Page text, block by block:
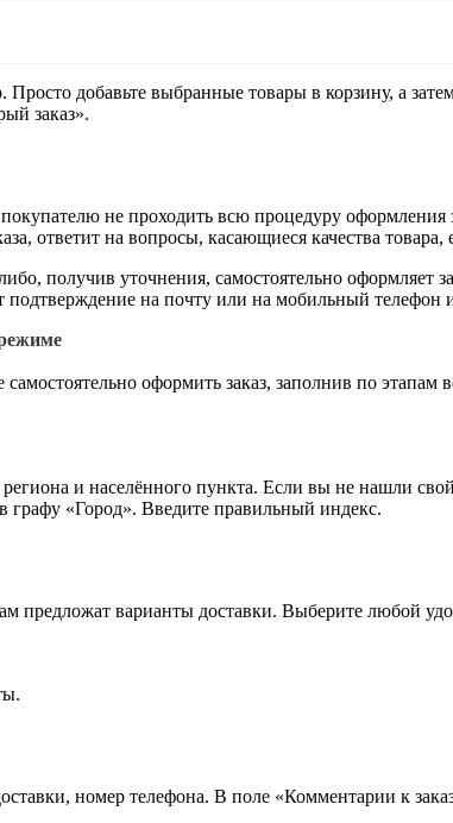
Просто добавьте выбранные товары в корзину, а
заказ».
не проходить всю процедуру оформления
ответит на вопросы, касающиеся качества
получив уточнения, самостоятельно
подтверждение на почту или на мобильный телефон
оформить заказ, заполнив по этапам
и населённого пункта. Если вы не нашли
графу «Город». Введите правильный индекс.
предложат варианты доставки. Выберите любой
номер телефона. В поле «Комментарии к